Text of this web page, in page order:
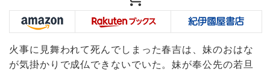
火事に見舞われて死んでしまった春吉は、妹のおはな
が気掛かりで成仏できないでいた。妹が奉公先の若旦